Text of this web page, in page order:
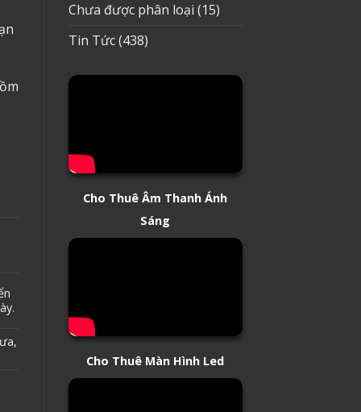
Chưa được phân loại (15)
Tin Tức(438)
Cho Thuê Âm Thanh Ánh
Sáng
Cho Thuê Màn Hình Led